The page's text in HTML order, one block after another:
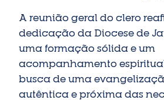
A reunião geral do clero
dedicação da Diocese de
uma formação sólida e um
acompanhamento
busca de uma
autêntica e próxima das